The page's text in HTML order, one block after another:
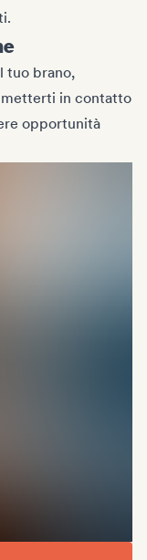
tuo brano,
in contatto
opportunità